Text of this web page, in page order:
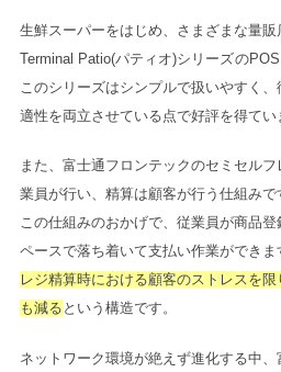
生鮮スーパーをはじめ、さまざまな量
Terminal Patio(パティオ)シリーズのPOS
このシリーズはシンプルで扱いやすく
適性を両立させている点で好評を得てい
また、富士通フロンテックのセミセル
業員が行い、精算は顧客が行う仕組みで
この仕組みのおかげで、従業員が商品
ペースで落ち着いて支払い作業ができま
レジ精算時における顧客のストレスを
も減る という構造です。
ネットワーク環境が絶えず進化する中